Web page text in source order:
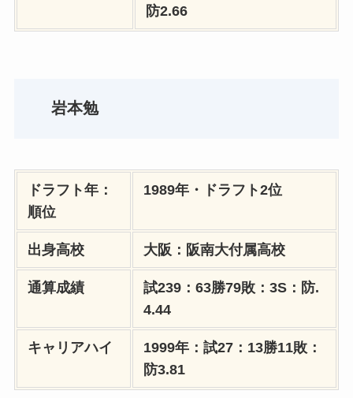
防2.66
岩本勉
ドラフト年：
順位
1989年・ドラフト2位
出身高校 大阪：阪南大付属高校
通算成績
試239：63勝79敗：3S：防.
4.44
キャリアハイ
1999年：試27：13勝11敗：
防3.81